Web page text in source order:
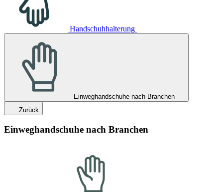
Handschuhhalterung
Einweghandschuhe nach Branchen
Zurück
Einweghandschuhe nach Branchen